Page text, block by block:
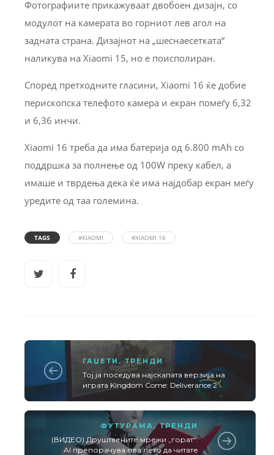
Фотографиите прикажуваат двобоен дизајн, со
модулот на камерата во горниот лев агол на
задната страна. Дизајнот на „шеснаесетката“
наликува на Xiaomi 15, но е поисполиран.
Според претходните гласини, Xiaomi 16 ќе добие
перископска телефото камера и екран помеѓу 6,32
и 6,36 инчи.
Xiaomi 16 треба да има батерија од 6.800 mAh со
поддршка за полнење од 100W преку кабел, а
имаше и тврдења дека ќе има најдобар екран меѓу
уредите од таа големина.
TAGS #XIAOMI #XIAOMI 16
ГАЏЕТИ ,ТРЕНДИ
Тој ја поседува најскапата верзија на
играта Kingdom Come: Deliverance 2
ФУТУРАМА ,ТРЕНДИ
(ВИДЕО) Друштвените мрежи „горат“:
AI препорачува ова лето да читате